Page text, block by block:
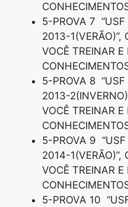
5-PROVA 7 “USF
2013-1(VERÃO)”,
VOCÊ TREINAR E
5-PROVA 8 “USF
2013-
VOCÊ TREINAR E
5-PROVA 9 “USF
2014-1(VERÃO)”,
VOCÊ TREINAR E
5-PROVA 10